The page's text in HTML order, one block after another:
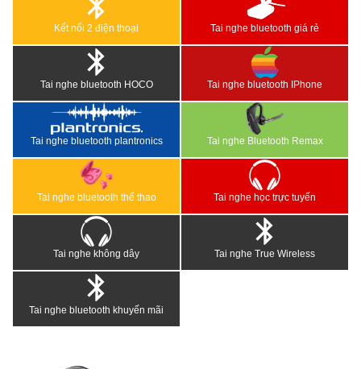
Kết nối 2 điện thoại Tai nghe bluetooth giá rẻ
Tai nghe bluetooth HOCO Tai nghe bluetooth IPhone
Tai nghe bluetooth plantronics Tai nghe Bluetooth Remax
Tai nghe bluetooth thể thao Tai nghe học trực tuyến
Tai nghe không dây Tai nghe True Wireless
Tai nghe bluetooth khuyến mãi